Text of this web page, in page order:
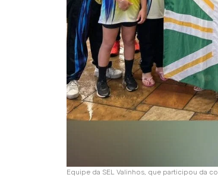
Equipe da SEL Valinhos, que participou da